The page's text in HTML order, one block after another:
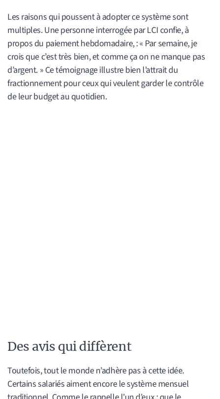
Les raisons qui poussent à adopter ce système sont
multiples. Une personne interrogée par LCI confie, à
propos du paiement hebdomadaire, : « Par semaine, je
crois que c’est très bien, et comme ça on ne manque pas
d’argent. » Ce témoignage illustre bien l’attrait du
fractionnement pour ceux qui veulent garder le contrôle
de leur budget au quotidien.
Des avis qui diffèrent
Toutefois, tout le monde n’adhère pas à cette idée.
Certains salariés aiment encore le système mensuel